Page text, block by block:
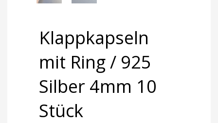
Klappkapseln
mit Ring / 925
Silber 4mm 10
Stück